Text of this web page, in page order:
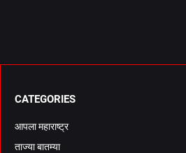
CATEGORIES
आपला महाराष्ट्र
ताज्या बातम्या